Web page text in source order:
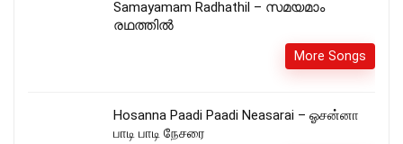
Samayamam Radhathil – സമയമാം
രഥത്തിൽ
More Songs
Hosanna Paadi Paadi Neasarai – ஓசன்னா
பாடி பாடி நேசரை